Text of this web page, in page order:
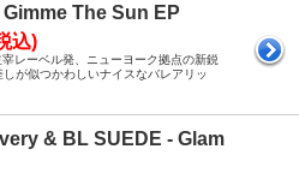
Gimme The Sun EP
込)
レーベル発、ニューヨーク拠点の新鋭
しが似つかわしいナイスなバレアリッ
& BL SUEDE - Glam